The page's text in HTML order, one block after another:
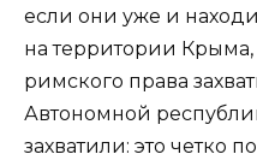
если они уже и
на территории
римского права
Автономной
захватили: это четко